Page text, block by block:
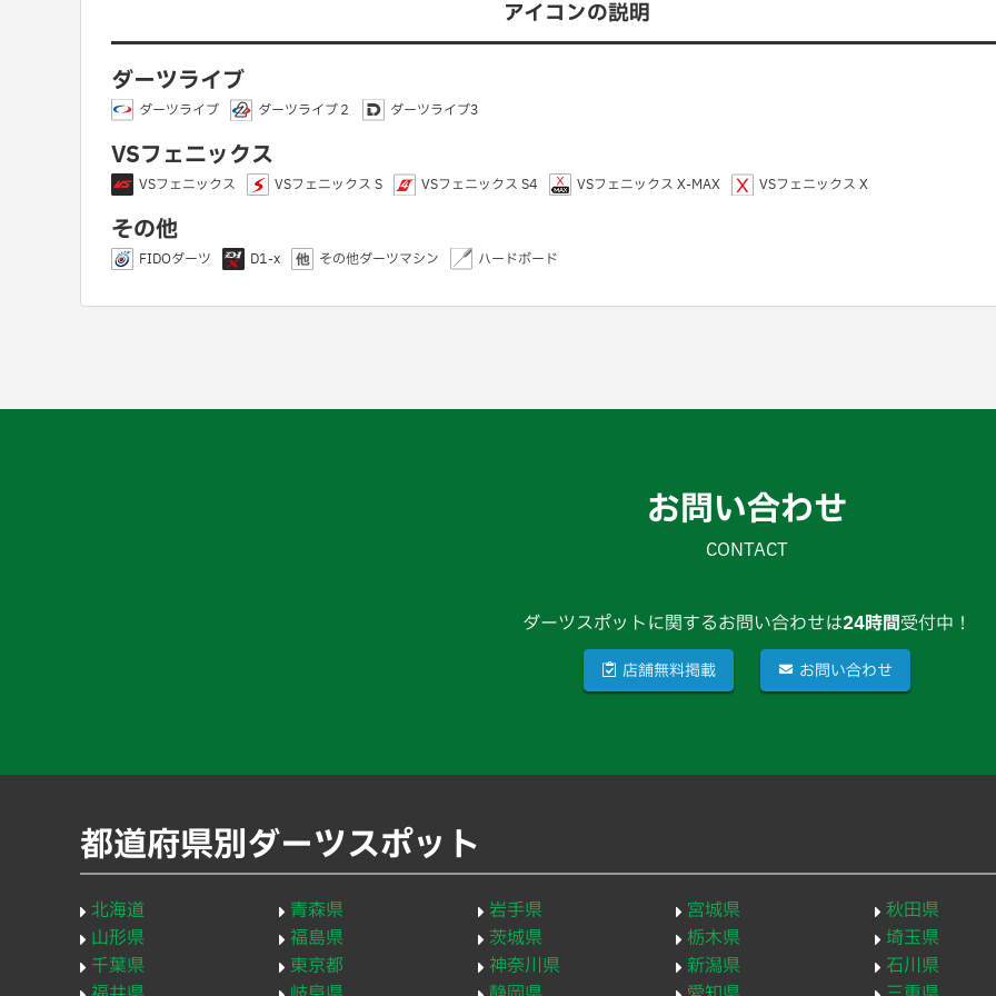
アイコンの説明
ダーツライブ
ダーツライブ ダーツライブ２ ダーツライブ3
VSフェニックス
VSフェニックス VSフェニックス S VSフェニックス S4 VSフェニックス X-MAX VSフェニックス X
その他
FIDOダーツ D1-x その他ダーツマシン ハードボード
お問い合わせ
CONTACT
ダーツスポットに関するお問い合わせは24時間受付中！
店舗無料掲載 お問い合わせ
都道府県別ダーツスポット
北海道 青森県 岩手県 宮城県
秋田県
山形県
福島県 茨城県 栃木県
埼玉県
千葉県
東京都 神奈川県 新潟県
石川県